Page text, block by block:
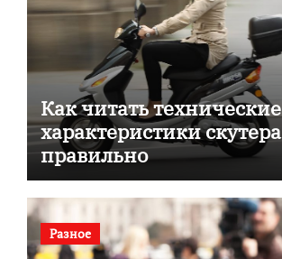
Как читать технические
характеристики скутера
правильно
Разное